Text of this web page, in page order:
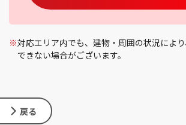
※対応エリア内でも、建物・周囲の状況によ
できない場合がございます。
戻る